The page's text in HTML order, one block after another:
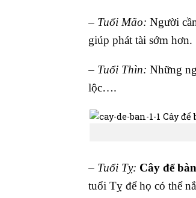
– Tuổi Mão: Người
giúp phát tài sớm hơn.
– Tuổi Thìn: Những
lộc….
– Tuổi Tỵ: Cây để bàn
tuổi Tỵ để họ có thể